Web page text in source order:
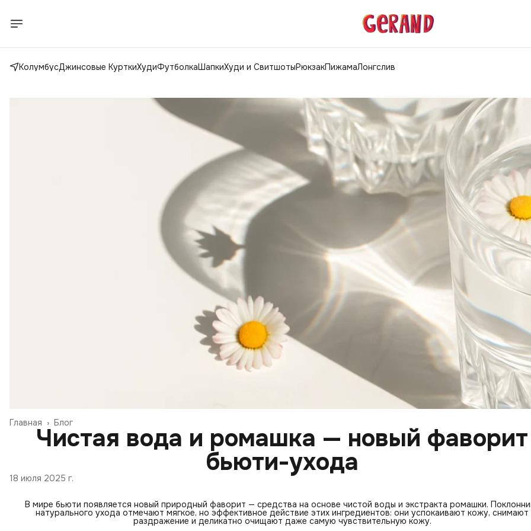
КолумбусДжинсовые КурткиХудиФутболкаШапкиХуди и СвитшотыРюкзакПижамаЛонгслив
Блог
Главная ›
Чистая вода и ромашка — новый фаворит
бьюти-ухода
18 июля 2025 г.
В мире бьюти появляется новый природный фаворит — средства на основе чистой воды и экстракта ромашки.
натурального ухода отмечают мягкое, но эффективное действие этих ингредиентов: они успокаивают кожу, снимают
раздражение и деликатно очищают даже самую чувствительную кожу.